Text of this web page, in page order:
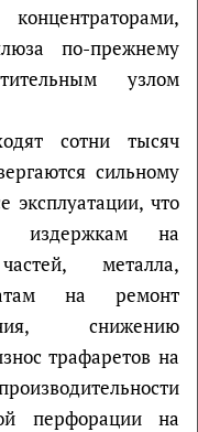
по-прежнему
узлом
сотни тысяч
сильному
эксплуатации, что
издержкам на
металла,
на ремонт
снижению
трафаретов на
перфорации на